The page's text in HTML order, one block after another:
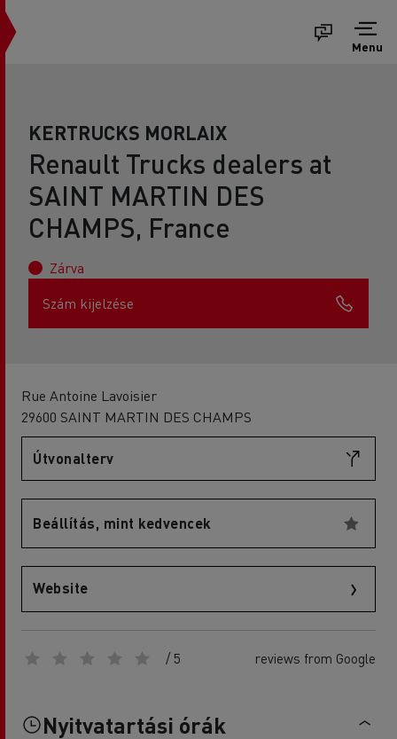
Menu
KERTRUCKS MORLAIX
Renault Trucks dealers at
SAINT MARTIN DES
CHAMPS, France
Zárva
Szám kijelzése
Rue Antoine Lavoisier
29600 SAINT MARTIN DES CHAMPS
Útvonalterv
Beállítás, mint kedvencek
Website
/ 5 reviews from Google
Nyitvatartási órák